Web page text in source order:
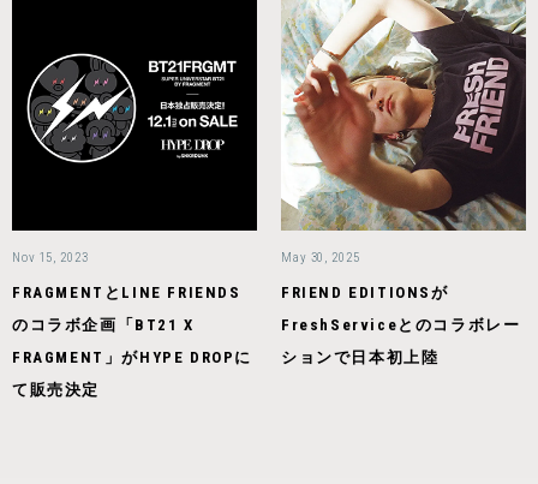
Nov 15, 2023
FRAGMENTとLINE FRIENDS
のコラボ企画「BT21 X
FRAGMENT」がHYPE DROPに
て販売決定
May 30, 2025
FRIEND EDITIONSが
FreshServiceとのコラボレー
ションで日本初上陸